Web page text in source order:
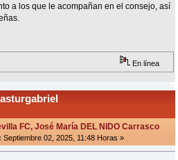
a los que le acompañan en el consejo, así
En línea
asturgabriel
FC, José María DEL NIDO Carrasco
Septiembre 02, 2025, 11:48 Horas »